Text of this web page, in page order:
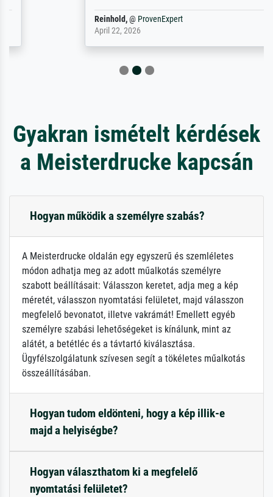
ProvenExpert
April 22, 2026
Gyakran ismételt kérdések
a Meisterdrucke kapcsán
Hogyan működik a személyre szabás?
A Meisterdrucke oldalán egy egyszerű és szemléletes
módon adhatja meg az adott műalkotás személyre
szabott beállításait: Válasszon keretet, adja meg a kép
méretét, válasszon nyomtatási felületet, majd válasszon
megfelelő bevonatot, illetve vakrámát! Emellett egyéb
személyre szabási lehetőségeket is kínálunk, mint az
alátét, a betétléc és a távtartó kiválasztása.
Ügyfélszolgálatunk szívesen segít a tökéletes műalkotás
összeállításában.
Hogyan tudom eldönteni, hogy a kép illik-e
majd a helyiségbe?
Hogyan választhatom ki a megfelelő
nyomtatási felületet?